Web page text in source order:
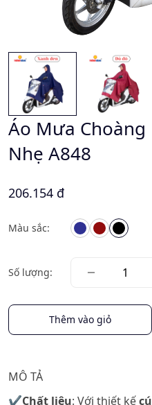
Áo Mưa Choàng
Nhẹ A848
206.154 đ
Màu sắc:
Số lượng:
Thêm vào giỏ
MÔ TẢ
✔️Chất liệu: Với thiết kế